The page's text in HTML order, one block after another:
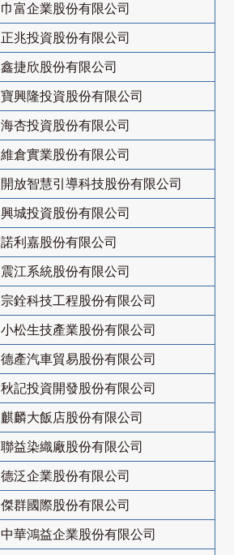
巾富企業股份有限公司
正兆投資股份有限公司
鑫捷欣股份有限公司
寶興隆投資股份有限公司
海杏投資股份有限公司
維倉實業股份有限公司
開放智慧引導科技股份有限公司
興城投資股份有限公司
諾利嘉股份有限公司
震江系統股份有限公司
宗銓科技工程股份有限公司
小松生技產業股份有限公司
德產汽車貿易股份有限公司
秋記投資開發股份有限公司
麒麟大飯店股份有限公司
聯益染織廠股份有限公司
德泛企業股份有限公司
傑群國際股份有限公司
中華鴻益企業股份有限公司